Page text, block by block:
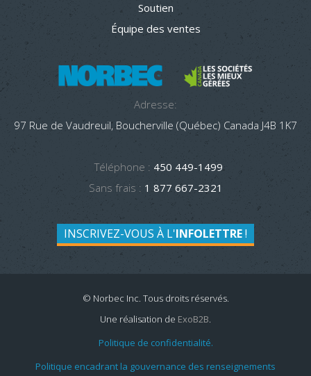
Soutien
Équipe des ventes
Adresse:
97 Rue de Vaudreuil, Boucherville (Québec) Canada J4B 1K7
Téléphone : 450 449-1499
Sans frais : 1 877 667-2321
INSCRIVEZ-VOUS À L'INFOLETTRE!
© Norbec Inc. Tous droits réservés.
Une réalisation de ExoB2B.
Politique de confidentialité.
Politique encadrant la gouvernance des renseignements